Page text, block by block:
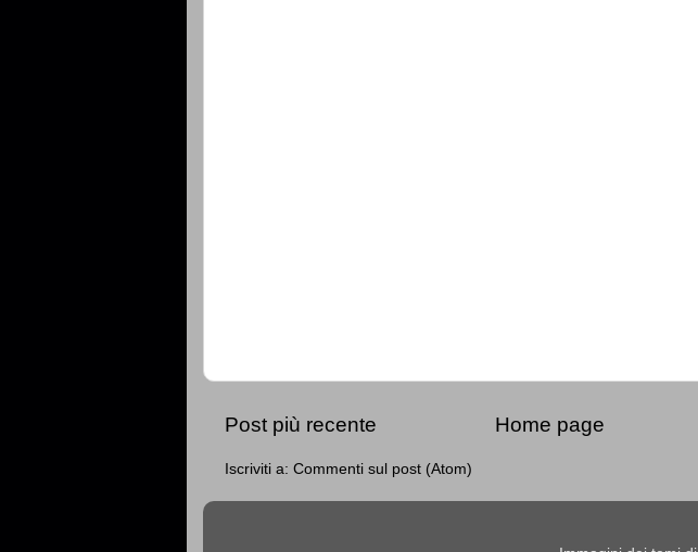
Post più recente Home page
Iscriviti a: Commenti sul post (Atom)